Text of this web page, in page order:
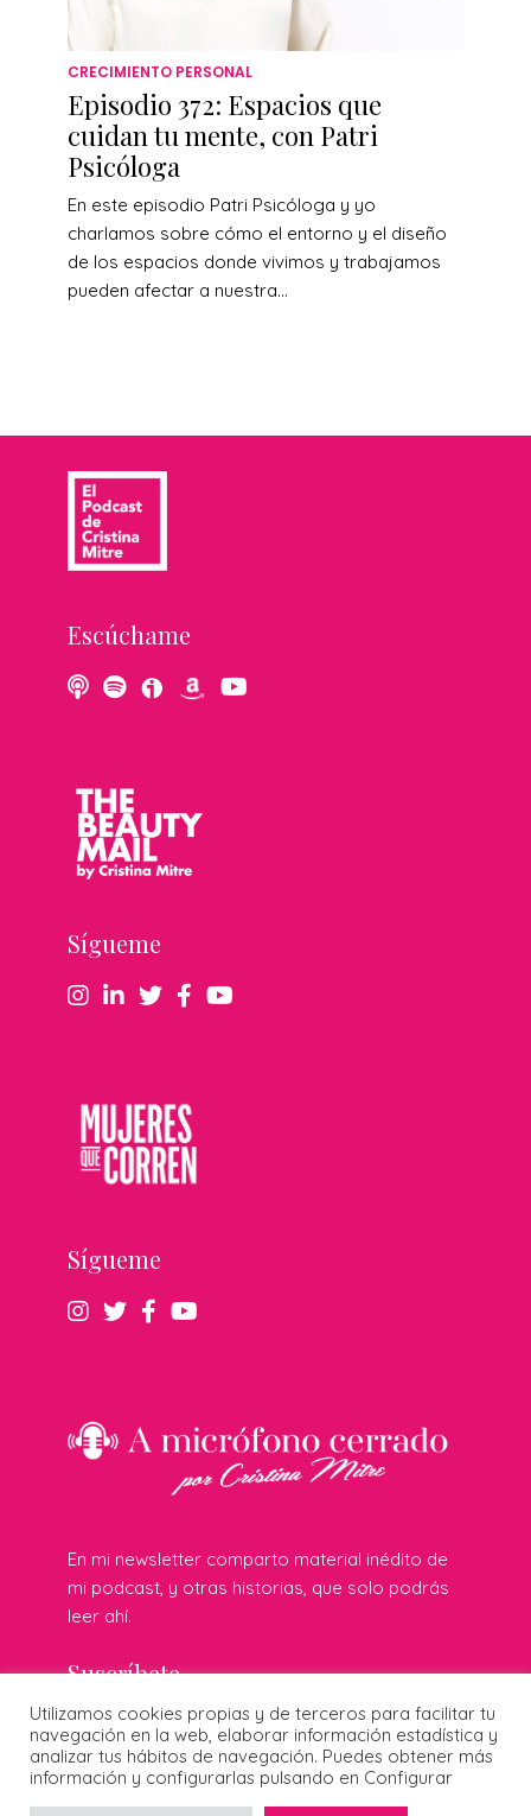
CRECIMIENTO PERSONAL
Episodio 372: Espacios que
cuidan tu mente, con Patri
Psicóloga
En este episodio Patri Psicóloga y yo
charlamos sobre cómo el entorno y el diseño
de los espacios donde vivimos y trabajamos
pueden afectar a nuestra...
Escúchame
Sígueme
Sígueme
En mi newsletter comparto material inédito de
mi podcast, y otras historias, que solo podrás
leer ahí.
Suscríbete
© 2026 Cristina Mitre · Todos los derechos reservados ·
Utilizamos cookies propias y de terceros para facilitar tu
navegación en la web, elaborar información estadística y
analizar tus hábitos de navegación. Puedes obtener más
información y configurarlas pulsando en Configurar